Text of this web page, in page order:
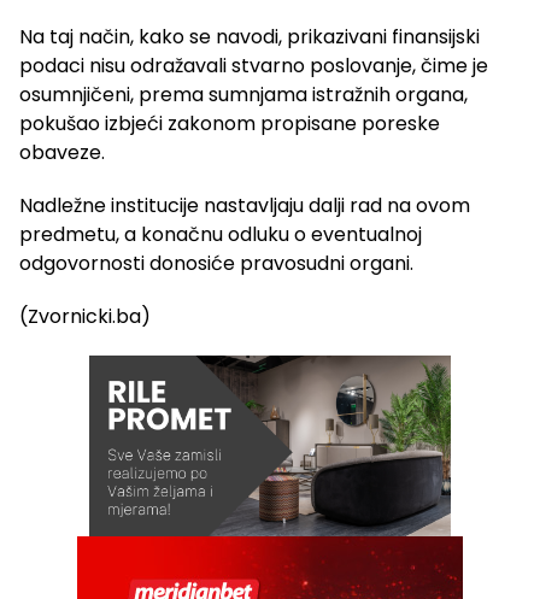
Na taj način, kako se navodi, prikazivani finansijski
podaci nisu odražavali stvarno poslovanje, čime je
osumnjičeni, prema sumnjama istražnih organa,
pokušao izbjeći zakonom propisane poreske
obaveze.
Nadležne institucije nastavljaju dalji rad na ovom
predmetu, a konačnu odluku o eventualnoj
odgovornosti donosiće pravosudni organi.
(Zvornicki.ba)